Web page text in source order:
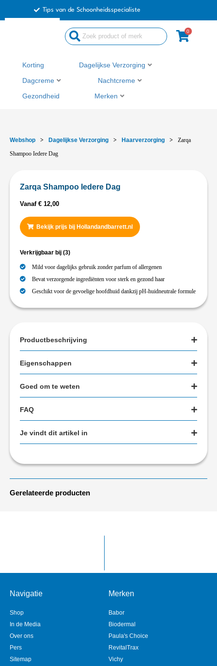
Tips van de Schoonheidsspecialiste
0
Korting Dagelijkse Verzorging
Dagcreme Nachtcreme
Gezondheid Merken
Webshop > Dagelijkse Verzorging > Haarverzorging >
Zarqa
Shampoo Iedere Dag
Zarqa Shampoo Iedere Dag
Vanaf € 12,00
Bekijk prijs bij Hollandandbarrett.nl
Verkrijgbaar bij (3)
Mild voor dagelijks gebruik zonder parfum of allergenen
Bevat verzorgende ingrediënten voor sterk en gezond haar
Geschikt voor de gevoelige hoofdhuid dankzij pH-huidneutrale formule
Productbeschrijving
Eigenschappen
Goed om te weten
FAQ
Je vindt dit artikel in
Gerelateerde producten
Navigatie
Shop
In de Media
Over ons
Pers
Sitemap
Merken
Babor
Biodermal
Paula's Choice
RevitalTrax
Vichy